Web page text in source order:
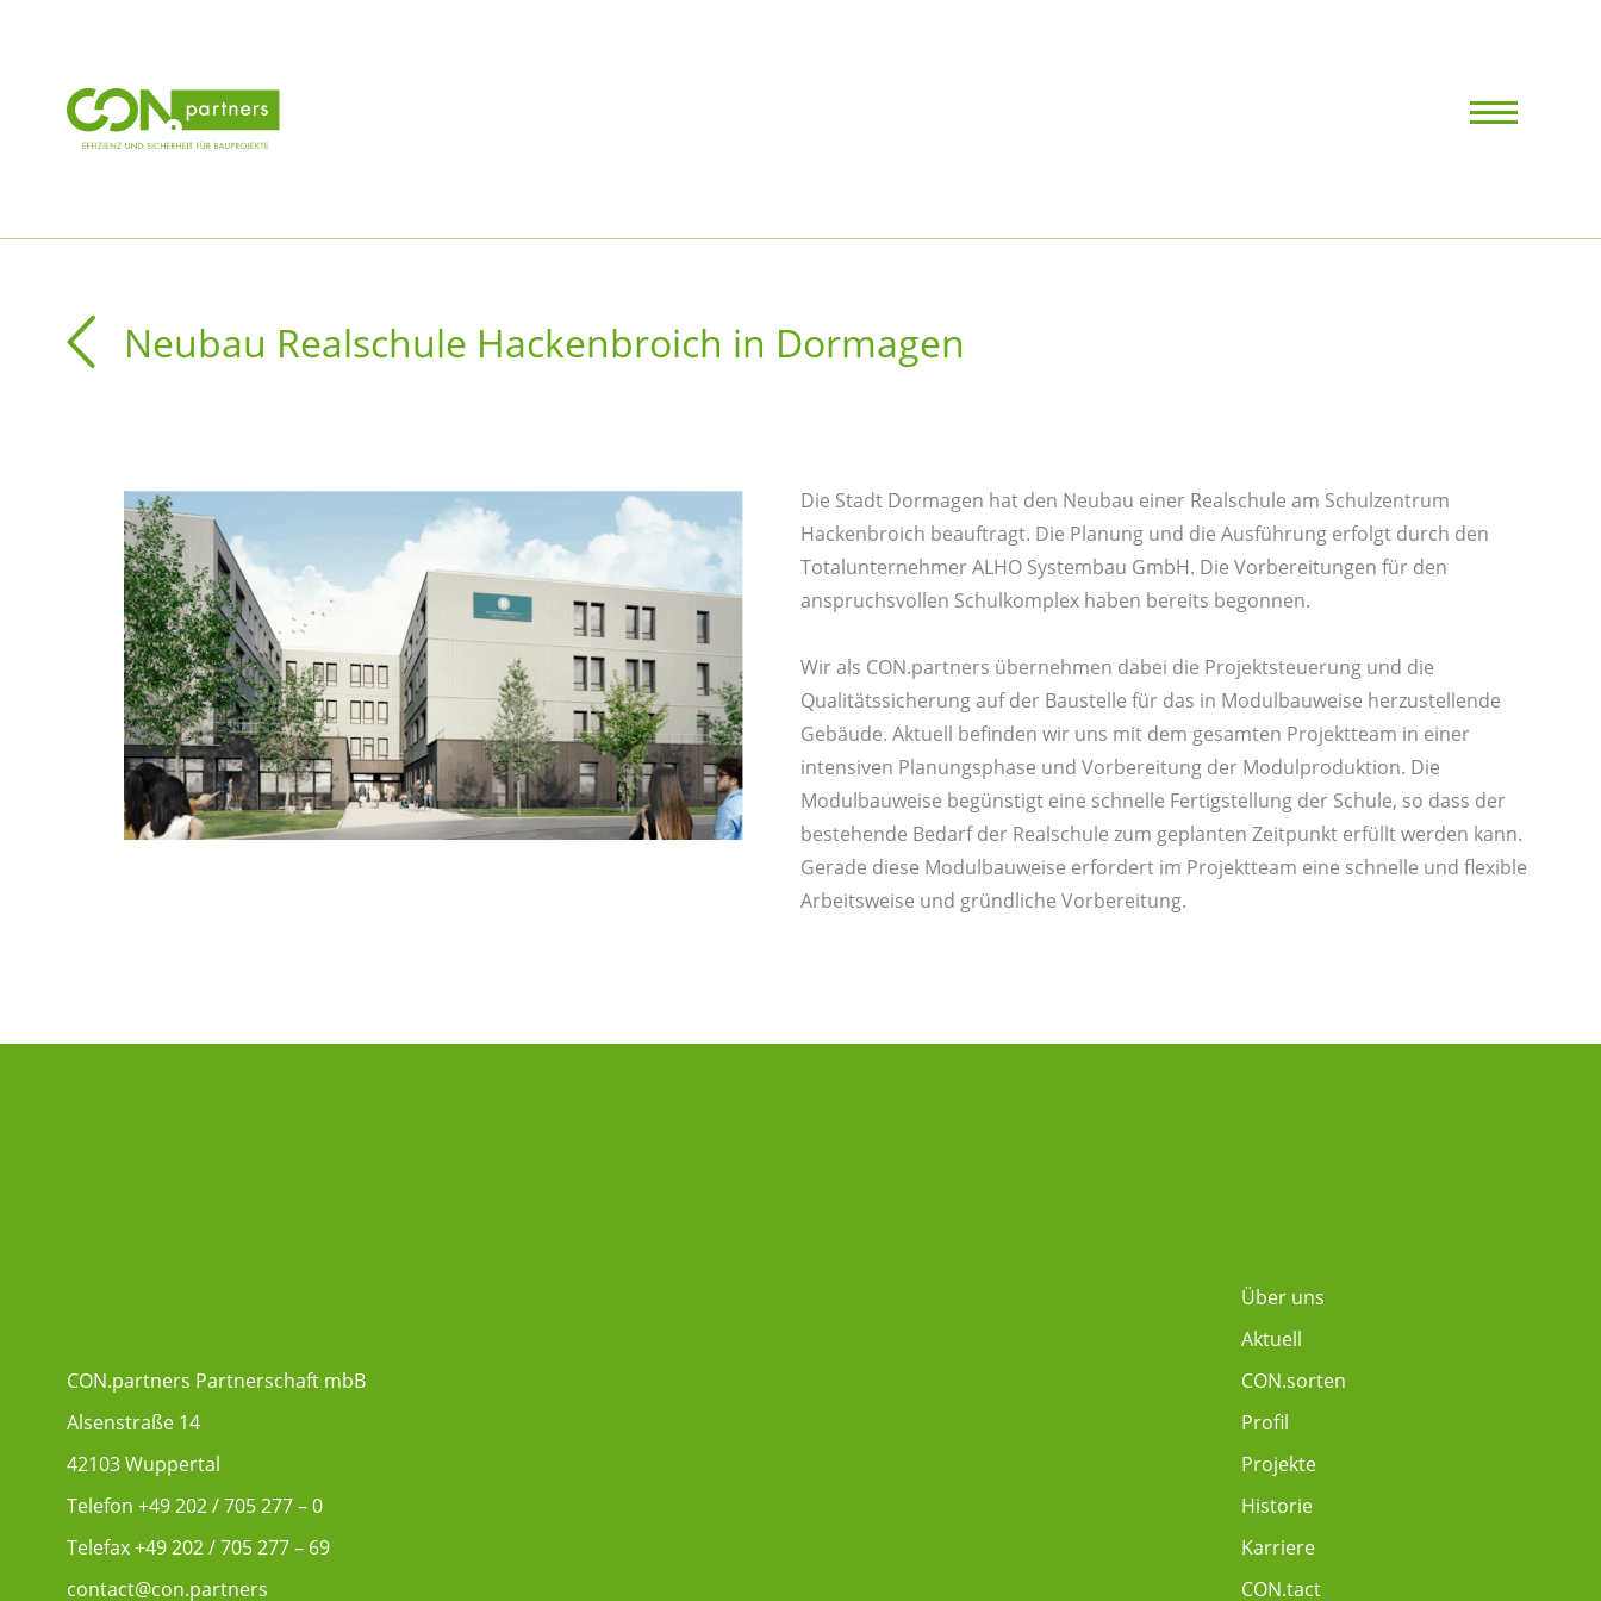
Neubau Realschule Hackenbroich in Dormagen
Die Stadt Dormagen hat den Neubau einer Realschule am Schulzentrum
Hackenbroich beauftragt. Die Planung und die Ausführung erfolgt durch den
Totalunternehmer ALHO Systembau GmbH. Die Vorbereitungen für den
anspruchsvollen Schulkomplex haben bereits begonnen.
Wir als CON.partners übernehmen dabei die Projektsteuerung und die
Qualitätssicherung auf der Baustelle für das in Modulbauweise herzustellende
Gebäude. Aktuell befinden wir uns mit dem gesamten Projektteam in einer
intensiven Planungsphase und Vorbereitung der Modulproduktion. Die
Modulbauweise begünstigt eine schnelle Fertigstellung der Schule, so dass der
bestehende Bedarf der Realschule zum geplanten Zeitpunkt erfüllt werden kann.
Gerade diese Modulbauweise erfordert im Projektteam eine schnelle und flexible
Arbeitsweise und gründliche Vorbereitung.
CON.partners Partnerschaft mbB
Alsenstraße 14
42103 Wuppertal
Telefon +49 202 / 705 277 – 0
Telefax +49 202 / 705 277 – 69
contact@con.partners
Über uns
Aktuell
CON.sorten
Profil
Projekte
Historie
Karriere
CON.tact